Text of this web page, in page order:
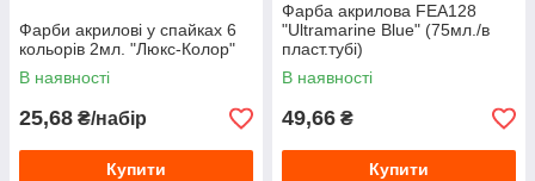
Фарби акрилові у спайках 6
кольорів 2мл. "Люкс-Колор"
В наявності
25,68 ₴/набір
Купити
Фарба акрилова FEA128
"Ultramarine Blue" (75мл./в
пласт.тубі)
В наявності
49,66 ₴
Купити